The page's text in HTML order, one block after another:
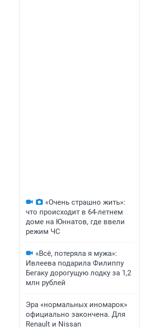
«Очень страшно жить»:
что происходит в 64-летнем
доме на Юннатов, где ввели
режим ЧС
«Всё, потеряла я мужа»:
Ивлеева подарила Филиппу
Бегаку дорогущую лодку за 1,2
млн рублей
Эра «нормальных иномарок»
официально закончена. Для
Renault и Nissan